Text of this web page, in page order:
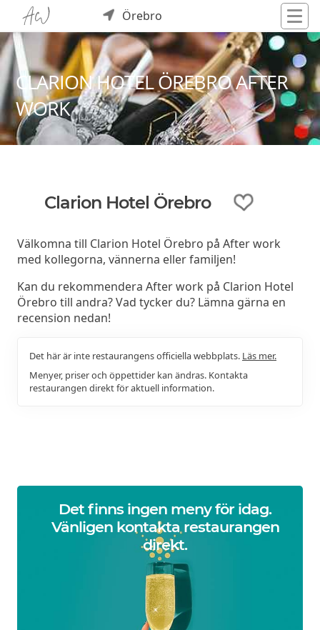
Örebro
CLARION HOTEL ÖREBRO AFTER
WORK
Clarion Hotel Örebro
Välkomna till Clarion Hotel Örebro på After work
med kollegorna, vännerna eller familjen!
Kan du rekommendera After work på Clarion Hotel
Örebro till andra? Vad tycker du? Lämna gärna en
recension nedan!
Det här är inte restaurangens officiella webbplats. Läs mer.
Menyer, priser och öppettider kan ändras. Kontakta
restaurangen direkt för aktuell information.
Det finns ingen meny för idag.
Vänligen kontakta restaurangen
direkt.